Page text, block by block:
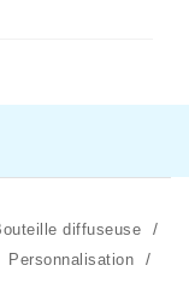
diffuseuse /
Personnalisation /